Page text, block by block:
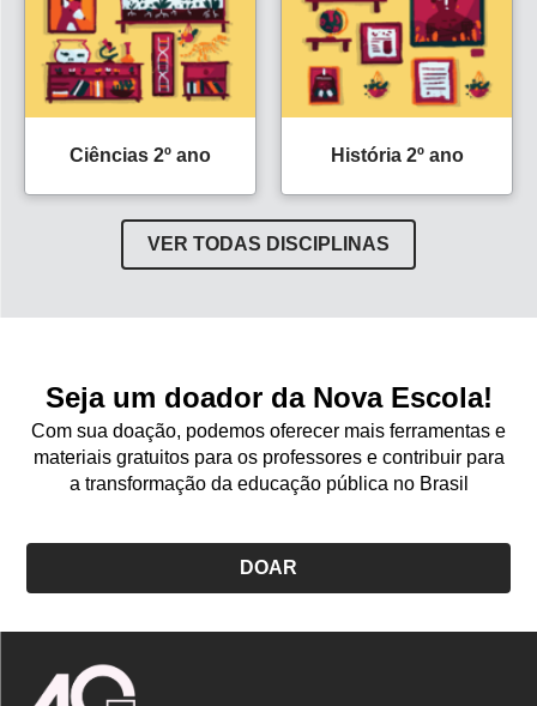
Ciências 2º ano História 2º ano
VER TODAS DISCIPLINAS
Seja um doador da Nova Escola!
Com sua doação, podemos oferecer mais ferramentas e
materiais gratuitos para os professores e contribuir para
a transformação da educação pública no Brasil
DOAR